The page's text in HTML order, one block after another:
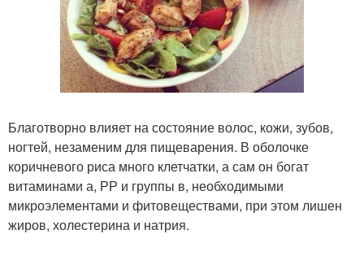
Благотворно влияет на состояние волос, кожи, зубов,
ногтей, незаменим для пищеварения. В оболочке
коричневого риса много клетчатки, а сам он богат
витаминами а, РР и группы в, необходимыми
микроэлементами и фитовеществами, при этом лишен
жиров, холестерина и натрия.